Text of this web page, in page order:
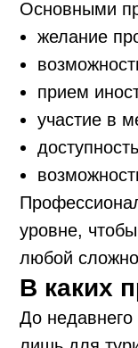
Основными
желание
прием
участие в
уровне,
любой
В каких
До недавнего